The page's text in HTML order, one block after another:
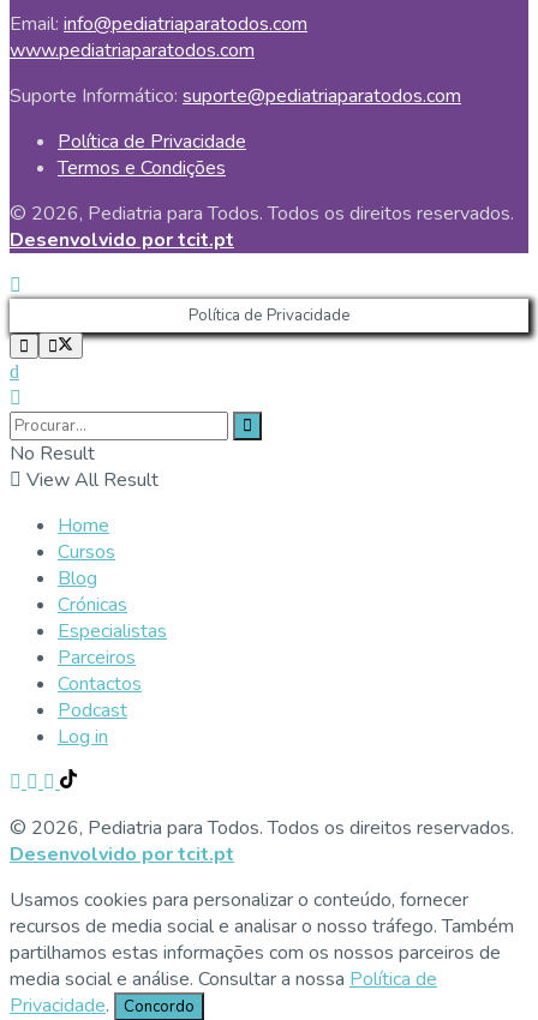
Email: info@pediatriaparatodos.com
www.pediatriaparatodos.com
Suporte Informático: suporte@pediatriaparatodos.com
Política de Privacidade
Termos e Condições
© 2026, Pediatria para Todos. Todos os direitos reservados.
Desenvolvido por tcit.pt
Política de Privacidade
No Result
View All Result
Home
Cursos
Blog
Crónicas
Especialistas
Parceiros
Contactos
Podcast
Log in
© 2026, Pediatria para Todos. Todos os direitos reservados.
Desenvolvido por tcit.pt
Usamos cookies para personalizar o conteúdo, fornecer
recursos de media social e analisar o nosso tráfego. Também
partilhamos estas informações com os nossos parceiros de
media social e análise. Consultar a nossa Política de
Privacidade. Concordo